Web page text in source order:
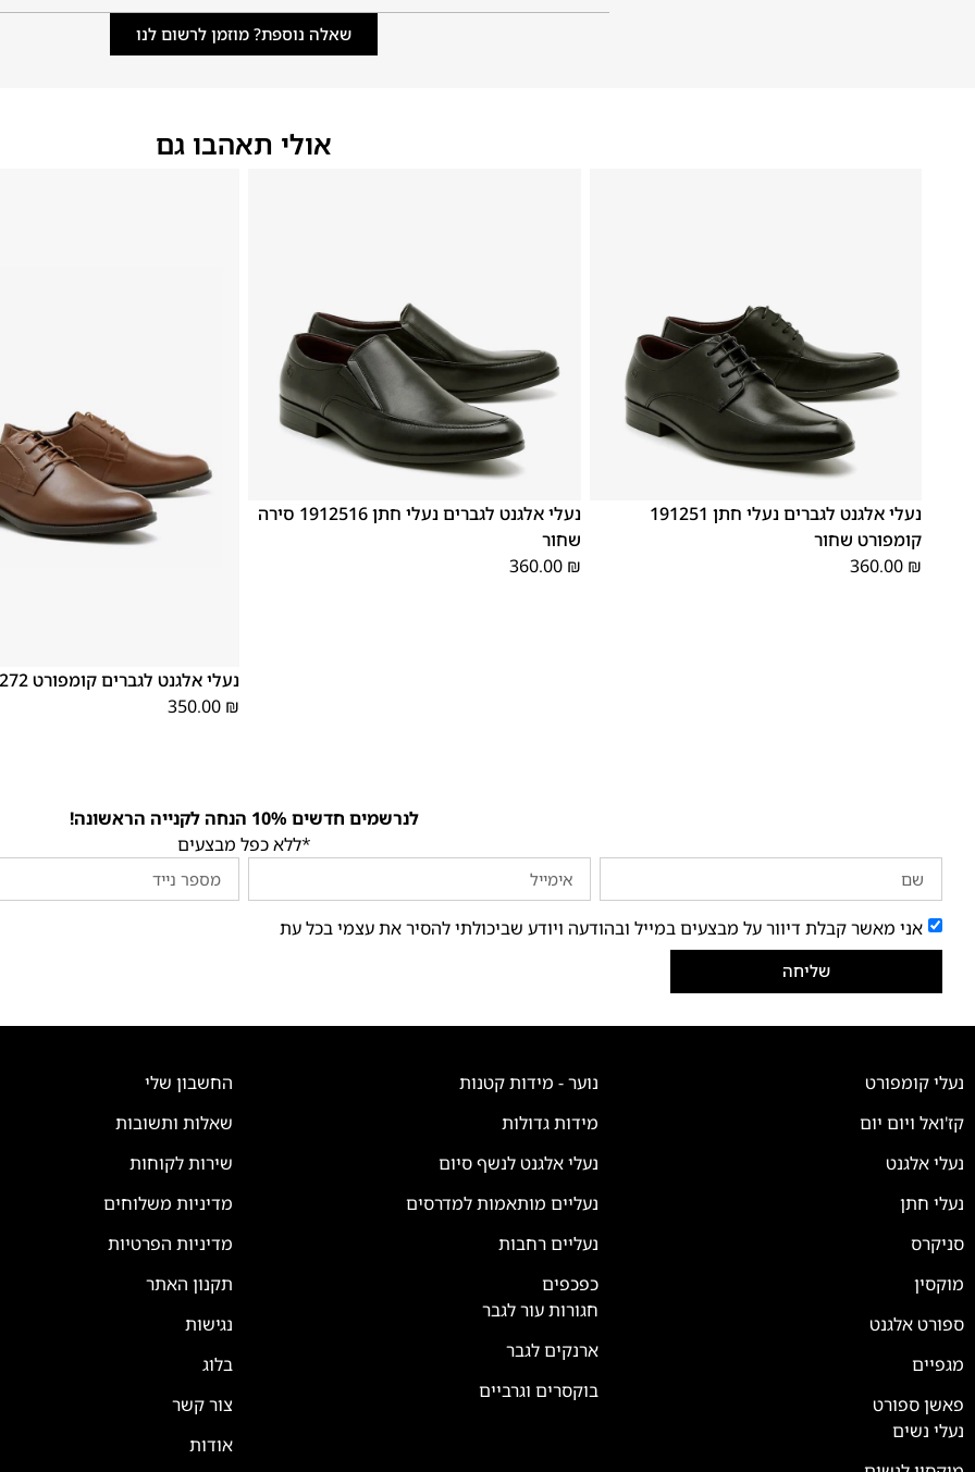
שאלה נוספת? מוזמן לרשום לנו
אולי תאהבו גם
נעלי אלגנט לגברים נעלי חתן 191251
קומפורט שחור
360.00 ₪
נעלי אלגנט לגברים נעלי חתן 1912516 סירה
שחור
360.00 ₪
נעלי אלגנט לגברים קומפורט 182272 חום
350.00 ₪
לנרשמים חדשים 10% הנחה לקנייה הראשונה!
*ללא כפל מבצעים
אני מאשר קבלת דיוור על מבצעים במייל ובהודעה ויודע שביכולתי להסיר את עצמי בכל עת
שליחה
נעלי קומפורט
קז'ואל ויום יום
נעלי אלגנט
נעלי חתן
סניקרס
מוקסין
ספורט אלגנט
מגפיים
פאשן ספורט
נעלי נשים
נוער - מידות קטנות
מידות גדולות
נעלי אלגנט לנשף סיום
נעליים מותאמות למדרסים
נעליים רחבות
כפכפים
חגורות עור לגבר
ארנקים לגבר
בוקסרים וגרביים
החשבון שלי
שאלות ותשובות
שירות לקוחות
מדיניות משלוחים
מדיניות הפרטיות
תקנון האתר
נגישות
בלוג
צור קשר
אודות
💬